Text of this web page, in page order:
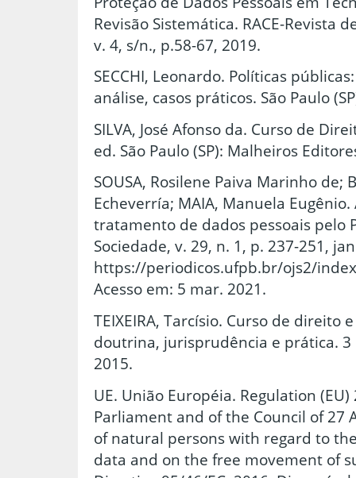
Revisão Sistemática. RACE-Revista
v. 4, s/n., p.58-67, 2019.
SECCHI, Leonardo. Políticas
análise, casos práticos. São Paulo
SILVA, José Afonso da. Curso de
ed. São Paulo (SP): Malheiros
SOUSA, Rosilene Paiva Marinho de;
Echeverría; MAIA, Manuela
tratamento de dados pessoais pelo
Sociedade, v. 29, n. 1, p. 237-251,
https://periodicos.ufpb.br/ojs2/
Acesso em: 5 mar. 2021.
TEIXEIRA, Tarcísio. Curso de direito
doutrina, jurisprudência e prática. 3
2015.
UE. União Européia. Regulation
Parliament and of the Council of 27
of natural persons with regard to
data and on the free movement of